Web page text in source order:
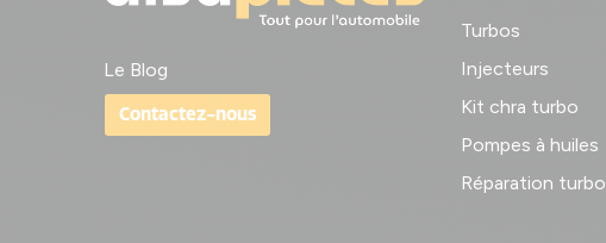
Le Blog
Contactez-nous
Turbos
Injecteurs
Kit chra turbo
Pompes à huiles
Réparation turbo